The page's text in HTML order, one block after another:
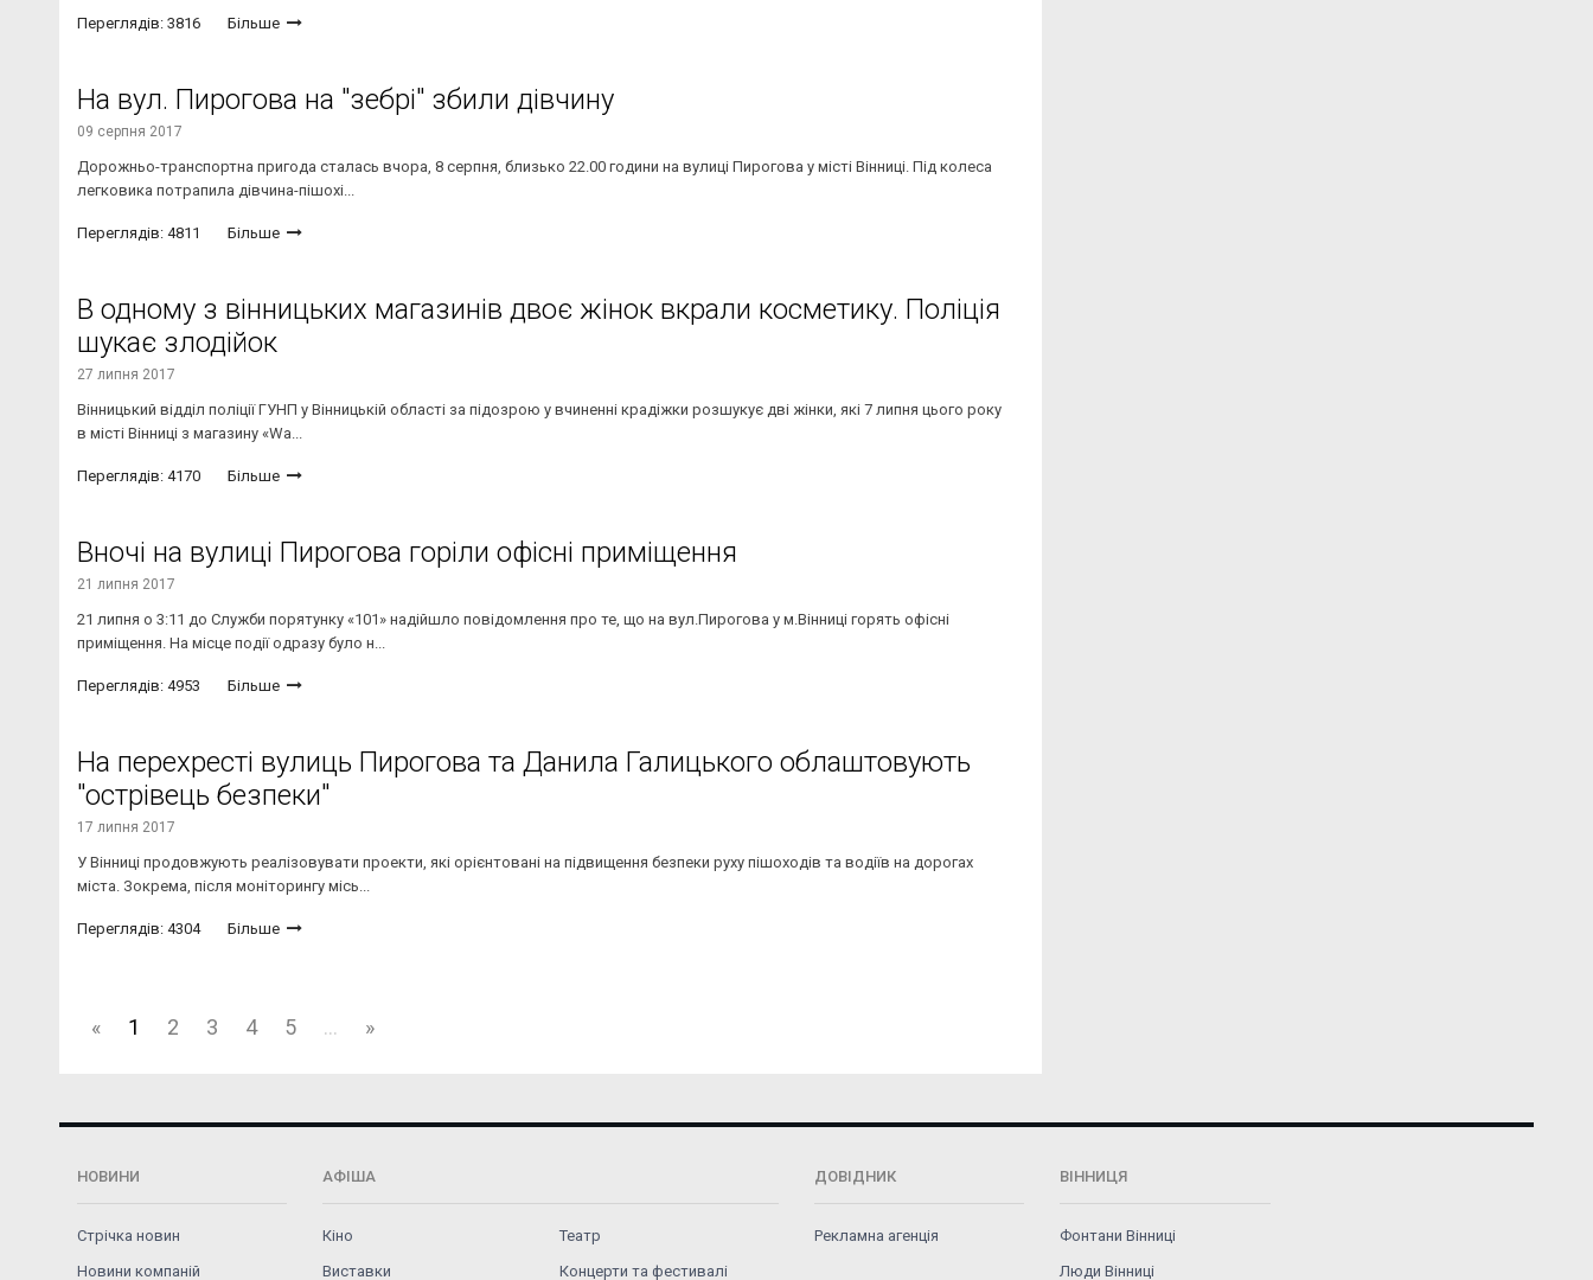
Переглядів: 3816 Більше
На вул. Пирогова на "зебрі" збили дівчину
09 серпня 2017
Дорожньо-транспортна пригода сталась вчора, 8 серпня, близько 22.00 години на вулиці Пирогова у місті Вінниці. Під колеса
легковика потрапила дівчина-пішохі...
Переглядів: 4811 Більше
В одному з вінницьких магазинів двоє жінок вкрали косметику. Поліція
шукає злодійок
27 липня 2017
Вінницький відділ поліції ГУНП у Вінницькій області за підозрою у вчиненні крадіжки розшукує дві жінки, які 7 липня цього року
в місті Вінниці з магазину «Wa...
Переглядів: 4170 Більше
Вночі на вулиці Пирогова горіли офісні приміщення
21 липня 2017
21 липня о 3:11 до Служби порятунку «101» надійшло повідомлення про те, що на вул.Пирогова у м.Вінниці горять офісні
приміщення. На місце події одразу було н...
Переглядів: 4953 Більше
На перехресті вулиць Пирогова та Данила Галицького облаштовують
"острівець безпеки"
17 липня 2017
У Вінниці продовжують реалізовувати проекти, які орієнтовані на підвищення безпеки руху пішоходів та водіїв на дорогах
міста. Зокрема, після моніторингу місь...
Переглядів: 4304 Більше
« 1 2 3 4 5 ... »
НОВИНИ
Стрічка новин
Новини компаній
АФІША
Кіно
Театр
Виставки
Концерти та фестивалі
ДОВІДНИК
Рекламна агенція
ВІННИЦЯ
Фонтани Вінниці
Люди Вінниці